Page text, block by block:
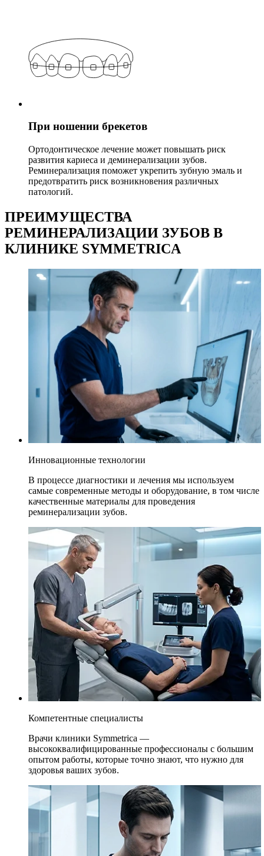
При ношении брекетов
Ортодонтическое лечение может повышать риск
развития кариеса и деминерализации зубов.
Реминерализация поможет укрепить зубную эмаль и
предотвратить риск возникновения различных
патологий.
ПРЕИМУЩЕСТВА
РЕМИНЕРАЛИЗАЦИИ ЗУБОВ В
КЛИНИКЕ SYMMETRICA
Инновационные технологии
В процессе диагностики и лечения мы используем
самые современные методы и оборудование, в том числе
качественные материалы для проведения
реминерализации зубов.
Компетентные специалисты
Врачи клиники Symmetrica —
высококвалифицированные профессионалы с большим
опытом работы, которые точно знают, что нужно для
здоровья ваших зубов.